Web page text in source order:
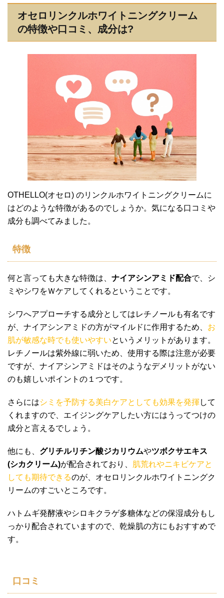
オセロリンクルホワイトニングクリーム
の特徴や口コミ、成分は?
OTHELLO(オセロ) のリンクルホワイトニングクリームに
はどのような特徴があるのでしょうか。気になる口コミや
成分も調べてみました。
特徴
何と言っても大きな特徴は、 ナイアシンアミド配合で、シ
ミやシワをＷケアしてくれるということです。
シワへアプローチする成分としてはレチノールも有名です
が、ナイアシンアミドの方がマイルドに作用するため、 お
肌が敏感な時でも使いやすいというメリットがあります。
レチノールは紫外線に弱いため、使用する際は注意が必要
ですが、ナイアシンアミドはそのようなデメリットがない
のも嬉しいポイントの１つです。
さらにはシミを予防する美白ケアとしても効果を発揮 して
くれますので、エイジングケアしたい方にはうってつけの
成分と言えるでしょう。
他にも、 グリチルリチン酸ジカリウムやツボクサエキス
(シカクリーム)が配合されており、 肌荒れやニキビケアと
しても期待できるのが、オセロリンクルホワイトニングク
リームのすごいところです。
ハトムギ発酵液やシロキクラゲ多糖体などの保湿成分もし
っかり配合されていますので、乾燥肌の方にもおすすめで
す。
口コミ